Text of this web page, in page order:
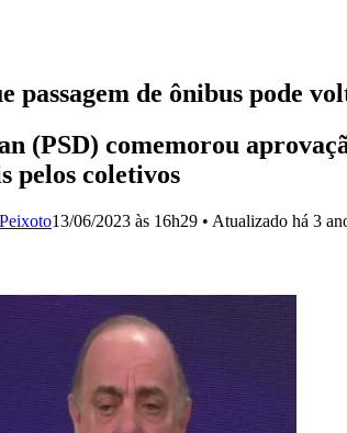
passagem de ônibus pode
(PSD) comemorou
pelos coletivos
13/06/2023 às 16h29 • Atualizado há 3